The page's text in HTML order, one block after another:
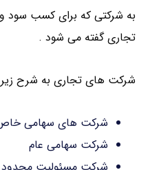
به شرکتی که برای کسب سود
تجاری گفته می شود .
شرکت های تجاری به شرح
شرکت های سهامی
شرکت سهامی عام